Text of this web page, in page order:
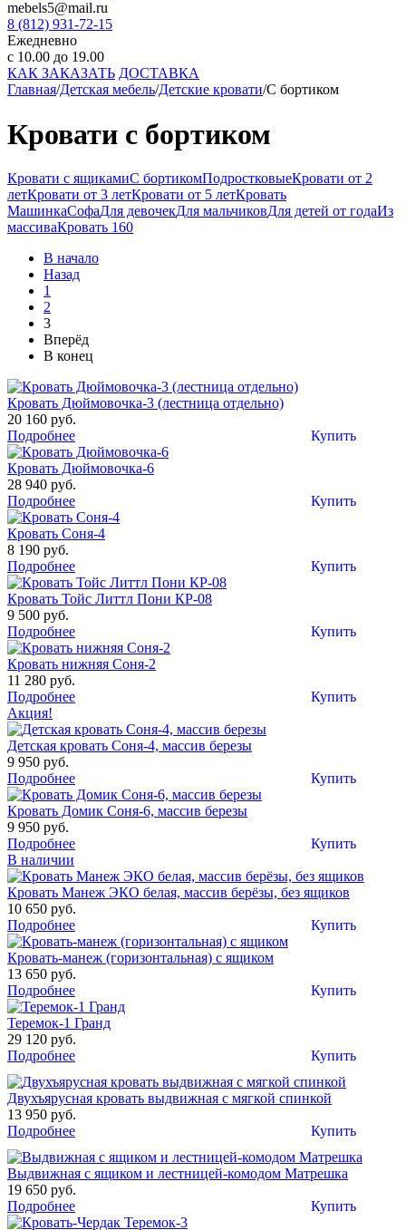
mebels5@mail.ru
8 (812) 931-72-15
Ежедневно
с 10.00 до 19.00
КАК ЗАКАЗАТЬ ДОСТАВКА
Главная/Детская мебель/Детские кровати/С бортиком
Кровати с бортиком
Кровати с ящикамиС бортикомПодростковыеКровати от 2
летКровати от 3 летКровати от 5 летКровать
МашинкаСофаДля девочекДля мальчиковДля детей от годаИз
массиваКровать 160
В начало
Назад
1
2
3
Вперёд
В конец
Кровать Дюймовочка-3 (лестница отдельно)
20 160 руб.
Купить
Подробнее
Кровать Дюймовочка-6
28 940 руб.
Купить
Подробнее
Кровать Соня-4
8 190 руб.
Купить
Подробнее
Кровать Тойс Литтл Пони КР-08
9 500 руб.
Купить
Подробнее
Кровать нижняя Соня-2
11 280 руб.
Купить
Подробнее
Акция!
Детская кровать Соня-4, массив березы
9 950 руб.
Купить
Подробнее
Кровать Домик Соня-6, массив березы
9 950 руб.
Купить
Подробнее
В наличии
Кровать Манеж ЭКО белая, массив берёзы, без ящиков
10 650 руб.
Купить
Подробнее
Кровать-манеж (горизонтальная) с ящиком
13 650 руб.
Купить
Подробнее
Теремок-1 Гранд
29 120 руб.
Купить
Подробнее
Двухъярусная кровать выдвижная с мягкой спинкой
13 950 руб.
Купить
Подробнее
Выдвижная с ящиком и лестницей-комодом Матрешка
19 650 руб.
Купить
Подробнее